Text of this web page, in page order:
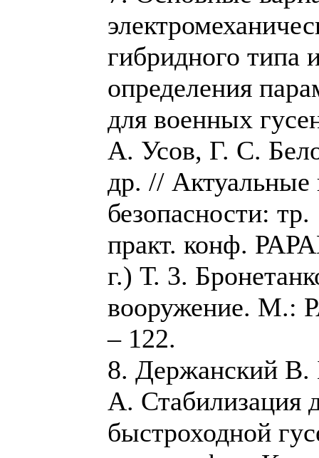
гибридного типа
определения
для военных
А. Усов, Г. С.
др. //
безопасности:
практ. конф.
г.) Т. 3.
вооружение. М.:
– 122.
8. Держанский В.
А. Стабилизация
быстроходной